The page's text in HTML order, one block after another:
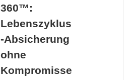
360™:
Lebenszyklus
-Absicherung
ohne
Kompromisse